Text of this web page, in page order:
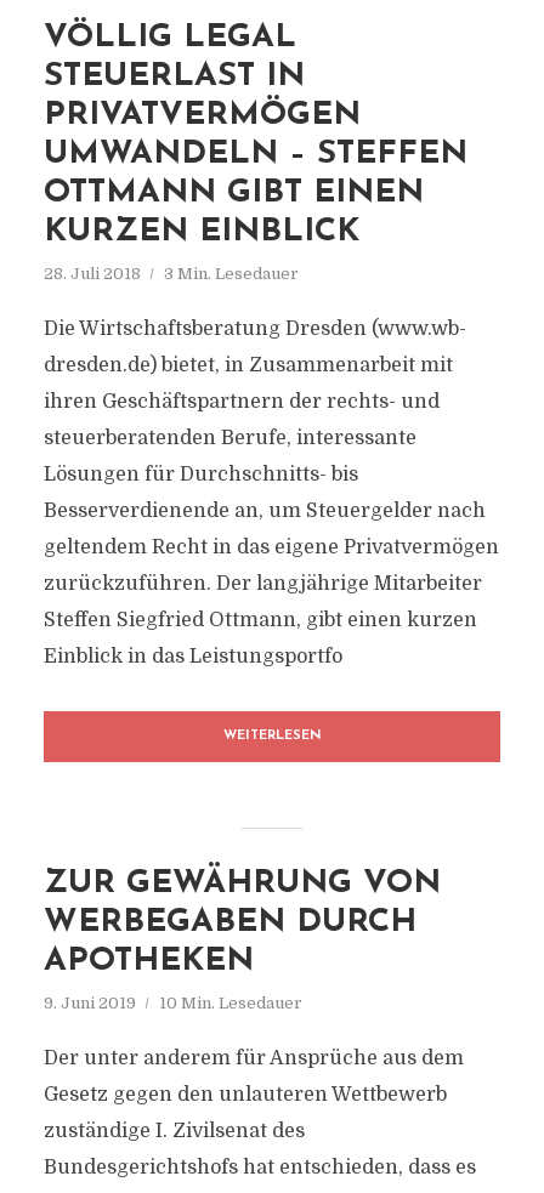
VÖLLIG LEGAL
STEUERLAST IN
PRIVATVERMÖGEN
UMWANDELN – STEFFEN
OTTMANN GIBT EINEN
KURZEN EINBLICK
28. Juli 2018 3 Min. Lesedauer
Die Wirtschaftsberatung Dresden (www.wb-
dresden.de) bietet, in Zusammenarbeit mit
ihren Geschäftspartnern der rechts- und
steuerberatenden Berufe, interessante
Lösungen für Durchschnitts- bis
Besserverdienende an, um Steuergelder nach
geltendem Recht in das eigene Privatvermögen
zurückzuführen. Der langjährige Mitarbeiter
Steffen Siegfried Ottmann, gibt einen kurzen
Einblick in das Leistungsportfo
WEITERLESEN
ZUR GEWÄHRUNG VON
WERBEGABEN DURCH
APOTHEKEN
9. Juni 2019 10 Min. Lesedauer
Der unter anderem für Ansprüche aus dem
Gesetz gegen den unlauteren Wettbewerb
zuständige I. Zivilsenat des
Bundesgerichtshofs hat entschieden, dass es